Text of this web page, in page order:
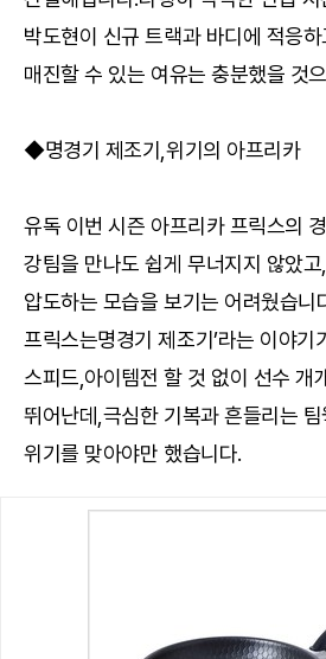
박도현이 신규 트랙과 바디에 적응
매진할 수 있는 여유는 충분했을 것
◆명경기 제조기,위기의 아프리카
유독 이번 시즌 아프리카 프릭스의
강팀을 만나도 쉽게 무너지지 않았
압도하는 모습을 보기는 어려웠습니
프릭스는명경기 제조기’라는 이야기
스피드,아이템전 할 것 없이 선수 개
뛰어난데,극심한 기복과 흔들리는
위기를 맞아야만 했습니다.